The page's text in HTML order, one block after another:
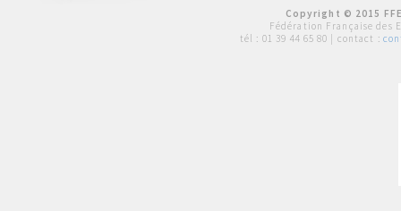
Copyright © 2015
Fédération Française des
tél : 01 39 44 65 80 | contact :